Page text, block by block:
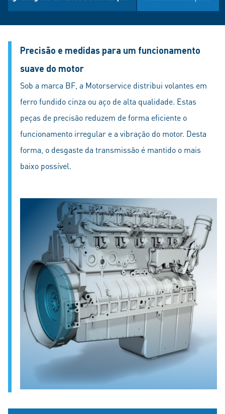
Precisão e medidas para um funcionamento
suave do motor
Sob a marca BF, a Motorservice distribui volantes em
ferro fundido cinza ou aço de alta qualidade. Estas
peças de precisão reduzem de forma eficiente o
funcionamento irregular e a vibração do motor. Desta
forma, o desgaste da transmissão é mantido o mais
baixo possível.